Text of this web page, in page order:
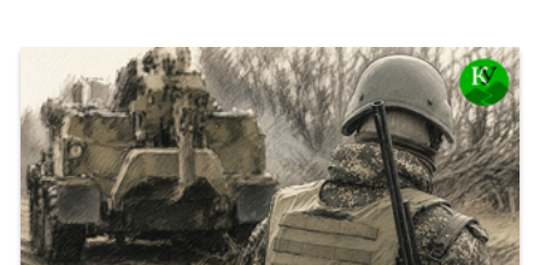
Южный Кавказ
ЮФО